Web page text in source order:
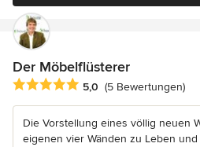
Der Möbelflüsterer
Durchschnittliche Bewertung: 5
5,0 (5 Bewertungen)
Die Vorstellung eines völlig neuen
eigenen vier Wänden zu Leben